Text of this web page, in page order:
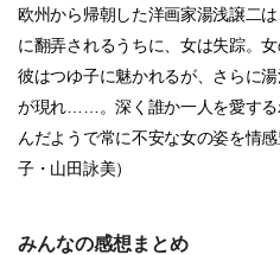
欧州から帰朝した洋画家湯浅譲二
に翻弄されるうちに、女は失踪。
彼はつゆ子に魅かれるが、さらに
が現れ……。深く誰か一人を愛する
んだようで常に不安な女の姿を情
子・山田詠美）
みんなの感想まとめ